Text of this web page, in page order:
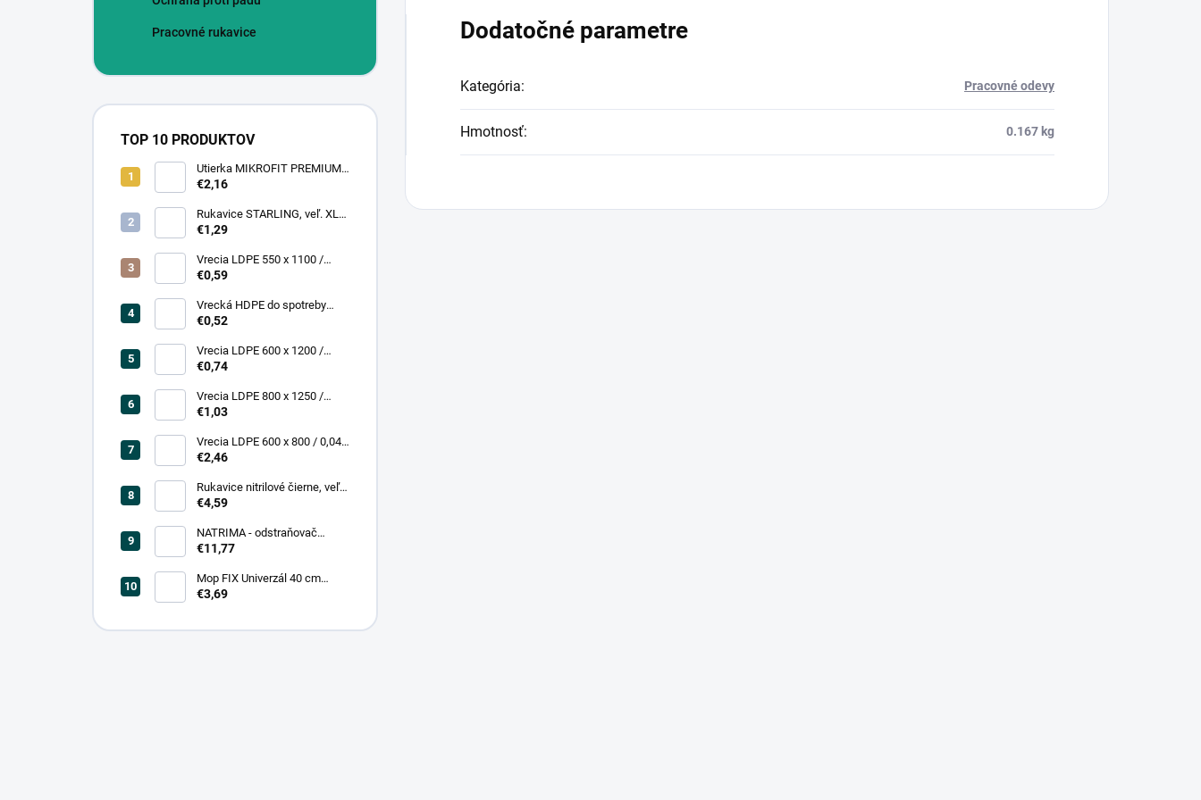
Pracovné rukavice
TOP 10 PRODUKTOV
Utierka MIKROFIT PREMIUM
920 40x40 cm, 305 gr./m2
€2,16
Rukavice STARLING, veľ. XL
(12 pár = bal)
€1,29
Vrecia LDPE 550 x 1100 /
0,13,1A, číra
€0,59
Vrecká HDPE do spotreby
300x400/0,007, číre, (50 ks =
€0,52
Vrecia LDPE 600 x 1200 /
0,200, transparent (25 ks)
€0,74
Vrecia LDPE 800 x 1250 /
0,20, čierna (25 ks = bal)
€1,03
Vrecia LDPE 600 x 800 / 0,04,
biele (25 ks = rol)
€2,46
Rukavice nitrilové čierne, veľ.
L (100 ks = box)
€4,59
NATRIMA - odstraňovač
starých náterov (0,75 L = bal)
€11,77
Mop FIX Univerzál 40 cm
bavlnený Fmix
€3,69
Dodatočné parametre
Kategória: Pracovné odevy
Hmotnosť: 0.167 kg